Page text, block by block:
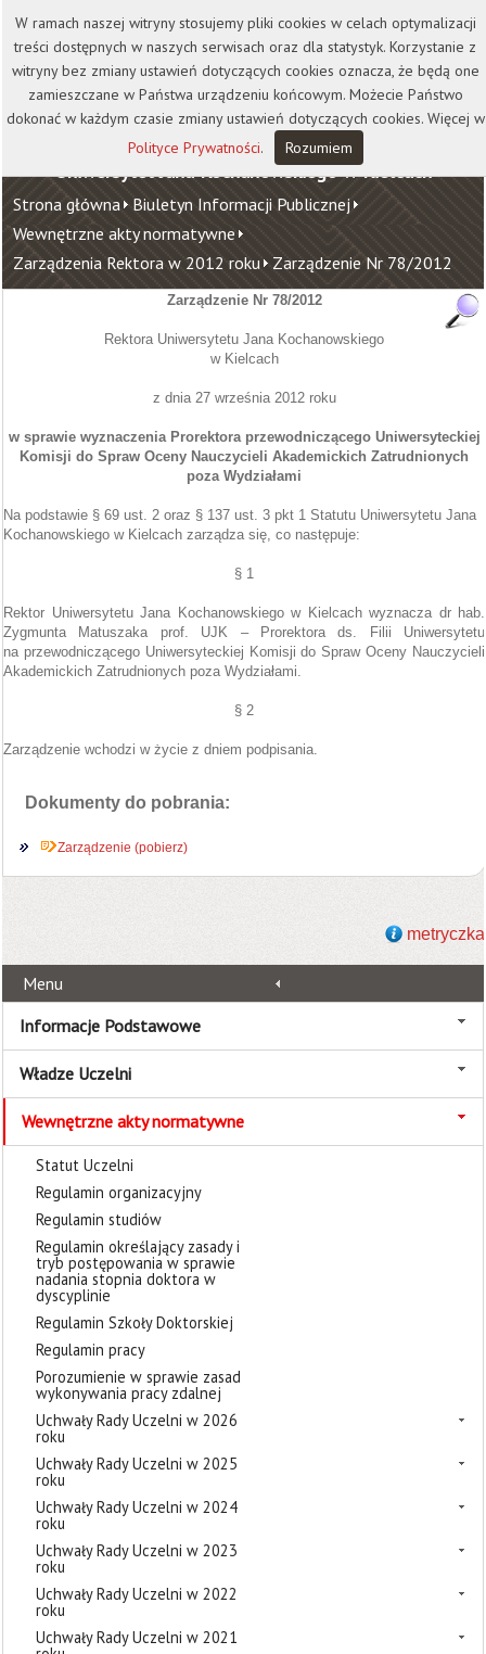
Kontakt Biblioteka
Wydawnictwo
Wirtualna Uczelnia
Uniwersytet Jana Kochanowskiego w Kielcach
Strona główna Biuletyn Informacji Publicznej
Wewnętrzne akty normatywne
Zarządzenia Rektora w 2012 roku Zarządzenie Nr 78/2012
Zarządzenie Nr 78/2012
Rektora Uniwersytetu Jana Kochanowskiego
w Kielcach
z dnia 27 września 2012 roku
w sprawie wyznaczenia Prorektora przewodniczącego Uniwersyteckiej
Komisji do Spraw Oceny Nauczycieli Akademickich Zatrudnionych
poza Wydziałami
Na podstawie § 69 ust. 2 oraz § 137 ust. 3 pkt 1 Statutu Uniwersytetu Jana
Kochanowskiego w Kielcach zarządza się, co następuje:
§ 1
Rektor Uniwersytetu Jana Kochanowskiego w Kielcach wyznacza dr hab.
Zygmunta Matuszaka prof. UJK – Prorektora ds. Filii Uniwersytetu
na przewodniczącego Uniwersyteckiej Komisji do Spraw Oceny Nauczycieli
Akademickich Zatrudnionych poza Wydziałami.
§ 2
Zarządzenie wchodzi w życie z dniem podpisania.
Dokumenty do pobrania:
Zarządzenie (pobierz)
metryczka
Menu
Informacje Podstawowe
Władze Uczelni
Wewnętrzne akty normatywne
Statut Uczelni
Regulamin organizacyjny
Regulamin studiów
Regulamin określający zasady i
tryb postępowania w sprawie
nadania stopnia doktora w
dyscyplinie
Regulamin Szkoły Doktorskiej
Regulamin pracy
Porozumienie w sprawie zasad
wykonywania pracy zdalnej
Uchwały Rady Uczelni w 2026
roku
Uchwały Rady Uczelni w 2025
roku
Uchwały Rady Uczelni w 2024
roku
Uchwały Rady Uczelni w 2023
roku
Uchwały Rady Uczelni w 2022
roku
Uchwały Rady Uczelni w 2021
W ramach naszej witryny stosujemy pliki cookies w celach optymalizacji
treści dostępnych w naszych serwisach oraz dla statystyk. Korzystanie z
witryny bez zmiany ustawień dotyczących cookies oznacza, że będą one
zamieszczane w Państwa urządzeniu końcowym. Możecie Państwo
dokonać w każdym czasie zmiany ustawień dotyczących cookies. Więcej w
Polityce Prywatności. Rozumiem